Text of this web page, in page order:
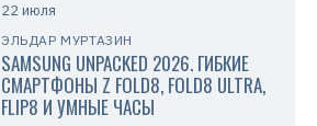
22 июля
ЭЛЬДАР МУРТАЗИН
SAMSUNG UNPACKED 2026. ГИБКИЕ
СМАРТФОНЫ Z FOLD8, FOLD8 ULTRA,
FLIP8 И УМНЫЕ ЧАСЫ